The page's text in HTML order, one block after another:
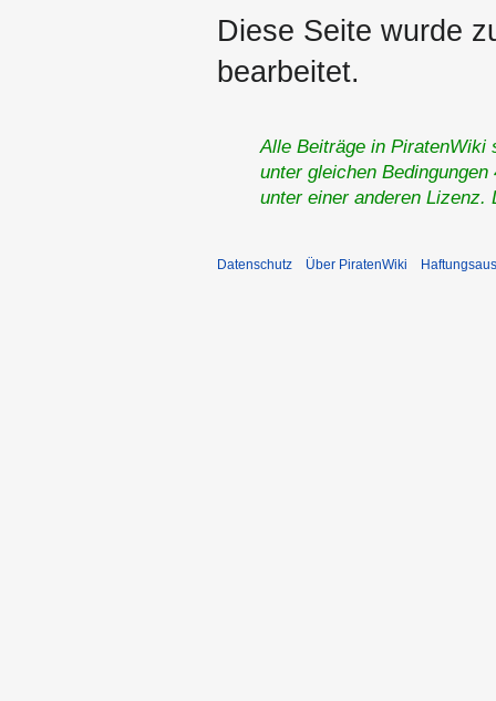
Diese Seite wurde
bearbeitet.
Alle Beiträge in PiratenWiki
unter gleichen
unter einer anderen
Datenschutz Über PiratenWiki